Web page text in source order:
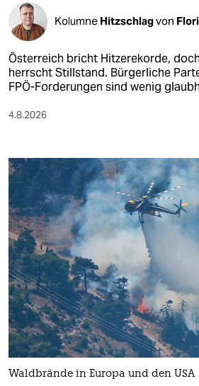
Kolumne Hitzschlagvon
Österreich bricht Hitzerekorde,
herrscht Stillstand. Bürgerliche
FPÖ-Forderungen sind wenig
4.8.2026
Waldbrände in Europa und den USA